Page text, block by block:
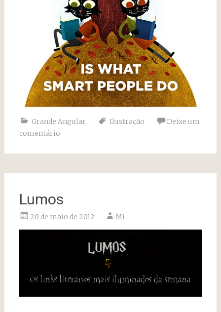
Grande Angular Ilustração
Deixe um
comentário
Lumos
20 de maio de 2012 Mi